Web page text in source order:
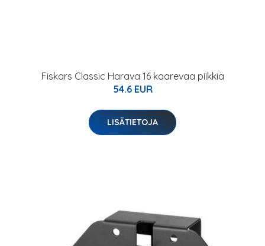
Fiskars Classic Harava 16 kaarevaa piikkiä
54.6 EUR
LISÄTIETOJA